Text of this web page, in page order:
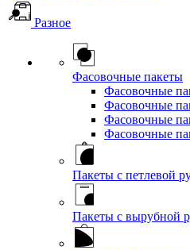
Разное
Фасовочные пакеты
Фасовочные
Фасовочные
Фасовочные
Фасовочные
Пакеты с петлевой
Пакеты с вырубной